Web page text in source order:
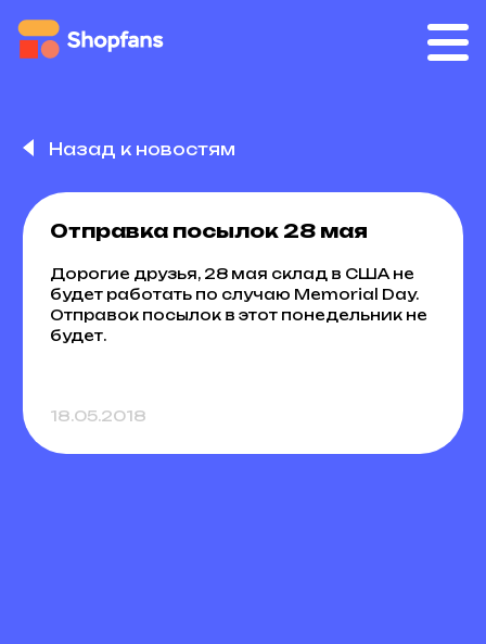
Назад к новостям
Отправка посылок 28 мая
Дорогие друзья, 28 мая склад в США не
будет работать по случаю Memorial Day.
Отправок посылок в этот понедельник не
будет.
18.05.2018